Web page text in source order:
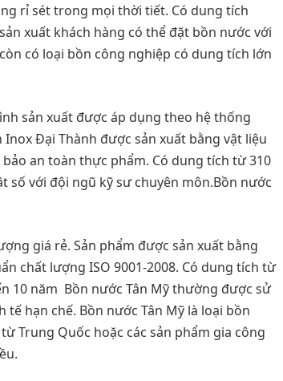
rỉ sét trong mọi thời tiết. Có dung tích
xuất khách hàng có thể đặt bồn nước với
có loại bồn công nghiệp có dung tích lớn
sản xuất được áp dụng theo hệ thống
Đại Thành được sản xuất bằng vật liệu
an toàn thực phẩm. Có dung tích từ 310
số với đội ngũ kỹ sư chuyên môn.Bồn nước
giá rẻ. Sản phẩm được sản xuất bằng
chất lượng ISO 9001-2008. Có dung tích từ
10 năm Bồn nước Tân Mỹ thường được sử
hạn chế. Bồn nước Tân Mỹ là loại bồn
Trung Quốc hoặc các sản phẩm gia công